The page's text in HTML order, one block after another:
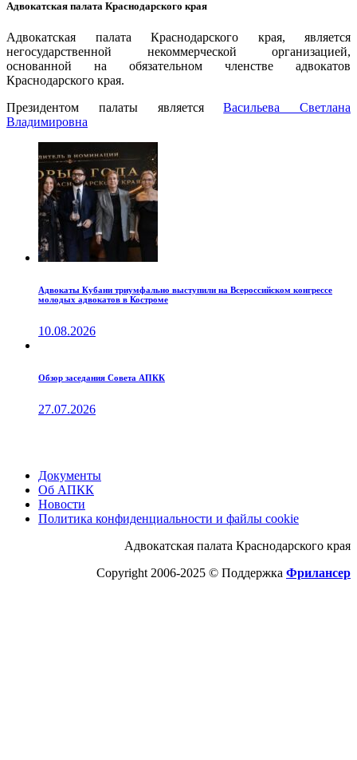
Адвокатская палата Краснодарского края
Адвокатская палата Краснодарского края, является
негосударственной некоммерческой организацией,
основанной на обязательном членстве адвокатов
Краснодарского края.
Президентом палаты являетсяВаcильева Светлана
Владимировна
Адвокаты Кубани триумфально выступили на Всероссийском конгрессе
молодых адвокатов в Костроме
10.08.2026
Обзор заседания Совета АПКК
27.07.2026
Документы
Об АПКК
Новости
Политика конфиденциальности и файлы cookie
Адвокатская палата Краснодарского края
Copyright 2006-2025 © Поддержка Фрилансер